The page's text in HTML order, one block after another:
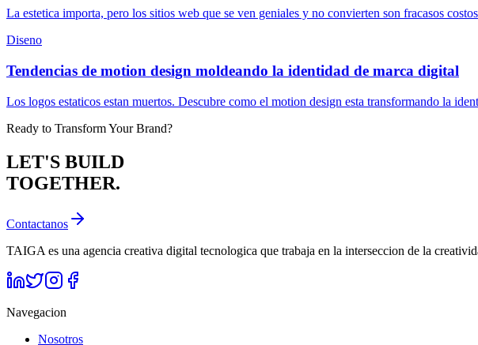
La estetica importa, pero los sitios web que se ven geniales y no convierten son fracasos
Diseno
Tendencias de motion design moldeando la identidad de marca digital
Los logos estaticos estan muertos. Descubre como el motion design esta transformando la
Ready to Transform Your Brand?
LET'S BUILD
TOGETHER.
Contactanos
TAIGA es una agencia creativa digital tecnologica que trabaja en la interseccion de la
Navegacion
Nosotros